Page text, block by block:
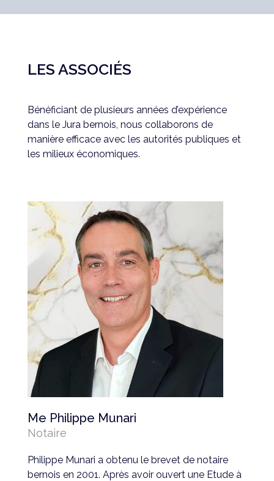
LES ASSOCIÉS
Bénéficiant de plusieurs années d’expérience
dans le Jura bernois, nous collaborons de
manière efficace avec les autorités publiques et
les milieux économiques.
Me Philippe Munari
Notaire
Philippe Munari a obtenu le brevet de notaire
bernois en 2001. Après avoir ouvert une Etude à